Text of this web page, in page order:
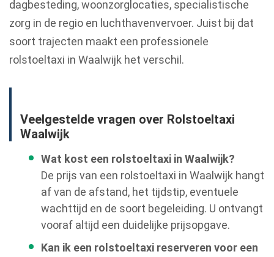
dagbesteding, woonzorglocaties, specialistische
zorg in de regio en luchthavenvervoer. Juist bij dat
soort trajecten maakt een professionele
rolstoeltaxi in Waalwijk het verschil.
Veelgestelde vragen over Rolstoeltaxi
Waalwijk
Wat kost een rolstoeltaxi in Waalwijk?
De prijs van een rolstoeltaxi in Waalwijk hangt
af van de afstand, het tijdstip, eventuele
wachttijd en de soort begeleiding. U ontvangt
vooraf altijd een duidelijke prijsopgave.
Kan ik een rolstoeltaxi reserveren voor een